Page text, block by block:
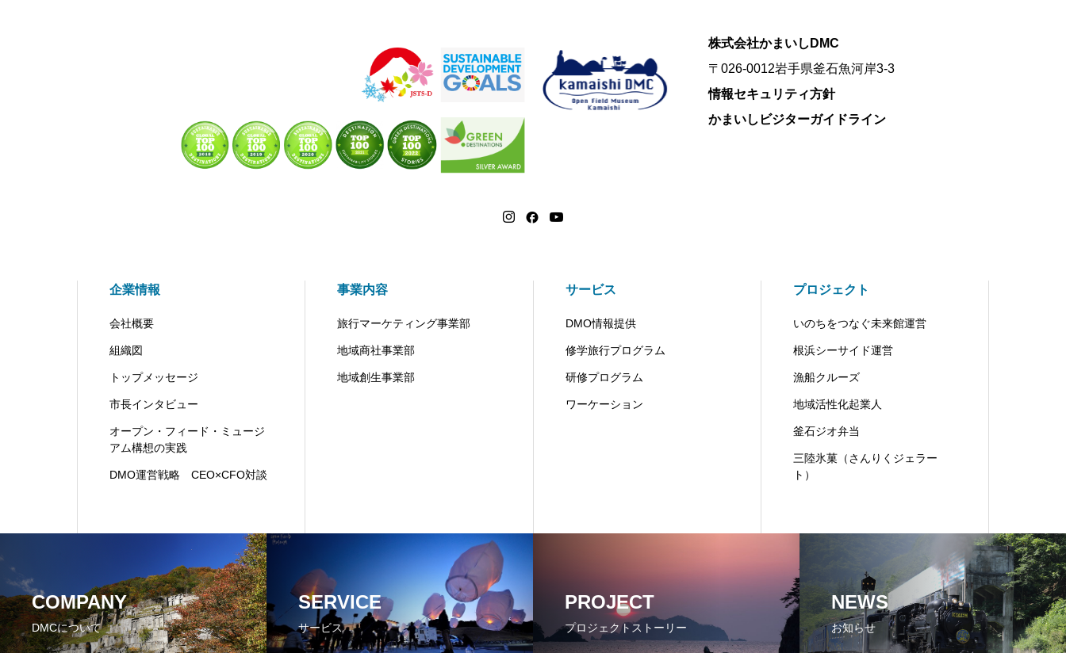
株式会社かまいしDMC
〒026-0012岩手県釜石魚河岸3-3
情報セキュリティ方針
かまいしビジターガイドライン
企業情報
会社概要
組織図
トップメッセージ
市長インタビュー
オープン・フィード・ミュージ
アム構想の実践
DMO運営戦略 CEO×CFO対談
事業内容
旅行マーケティング事業部
地域商社事業部
地域創生事業部
サービス
DMO情報提供
修学旅行プログラム
研修プログラム
ワーケーション
プロジェクト
いのちをつなぐ未来館運営
根浜シーサイド運営
漁船クルーズ
地域活性化起業人
釜石ジオ弁当
三陸氷菓（さんりくジェラー
ト）
COMPANY
DMCについて
SERVICE
サービス
PROJECT
プロジェクトストーリー
NEWS
お知らせ